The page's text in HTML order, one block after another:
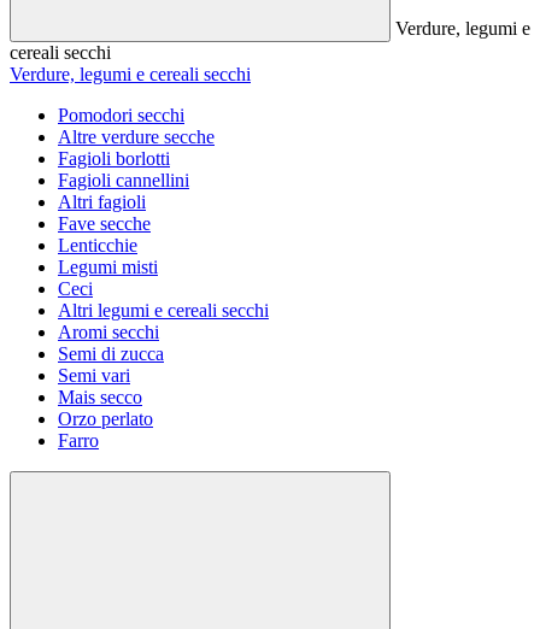
Verdure, legumi e
cereali secchi
Verdure, legumi e cereali secchi
Pomodori secchi
Altre verdure secche
Fagioli borlotti
Fagioli cannellini
Altri fagioli
Fave secche
Lenticchie
Legumi misti
Ceci
Altri legumi e cereali secchi
Aromi secchi
Semi di zucca
Semi vari
Mais secco
Orzo perlato
Farro